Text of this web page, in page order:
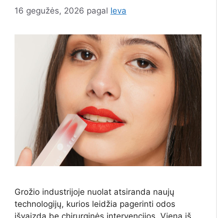
16 gegužės, 2026 pagal Ieva
Grožio industrijoje nuolat atsiranda naujų
technologijų, kurios leidžia pagerinti odos
išvaizdą be chirurginės intervencijos. Viena iš